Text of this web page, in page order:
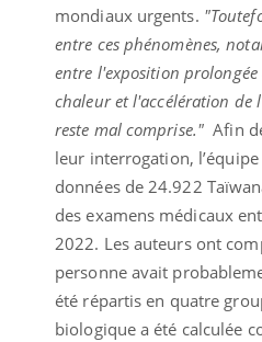
mondiaux urgents.
entre ces phénomènes,
entre l'exposition prolongée
chaleur et l'accélération de
reste mal comprise." Afin
leur interrogation,
données de 24.922
des examens médicaux
2022. Les auteurs ont
personne avait
été répartis en quatre
biologique a été calculée